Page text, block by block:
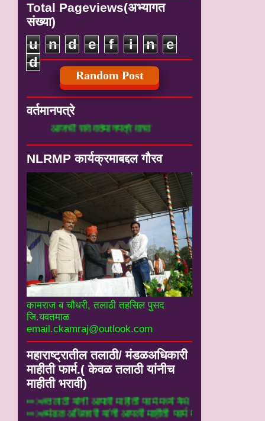
Total Pageviews(अभ्यागत
संख्या)
u n d e f i n
e
d
Random Post
वर्तमानपत्रे
आजची सर्व वर्तमानपत्रे वाचा
NLRMP कार्यक्रमाबद्दल गौरव
कामराज ब चौधरी, तलाठी तहसिल पुसद
जि.यवतमाळ
email.ckamraj@outlook.com
महाराष्ट्रातील तलाठी/ मंडळअधिकारी
माहीती फार्म.( केवळ तलाठी यांनीच
माहीती भरावी)
==>#तलाठी यांनी आपली माहीती फार्म मध्ये येथे
==>#मंडळ अधिकारी यांनी आपली माहीती फार्म